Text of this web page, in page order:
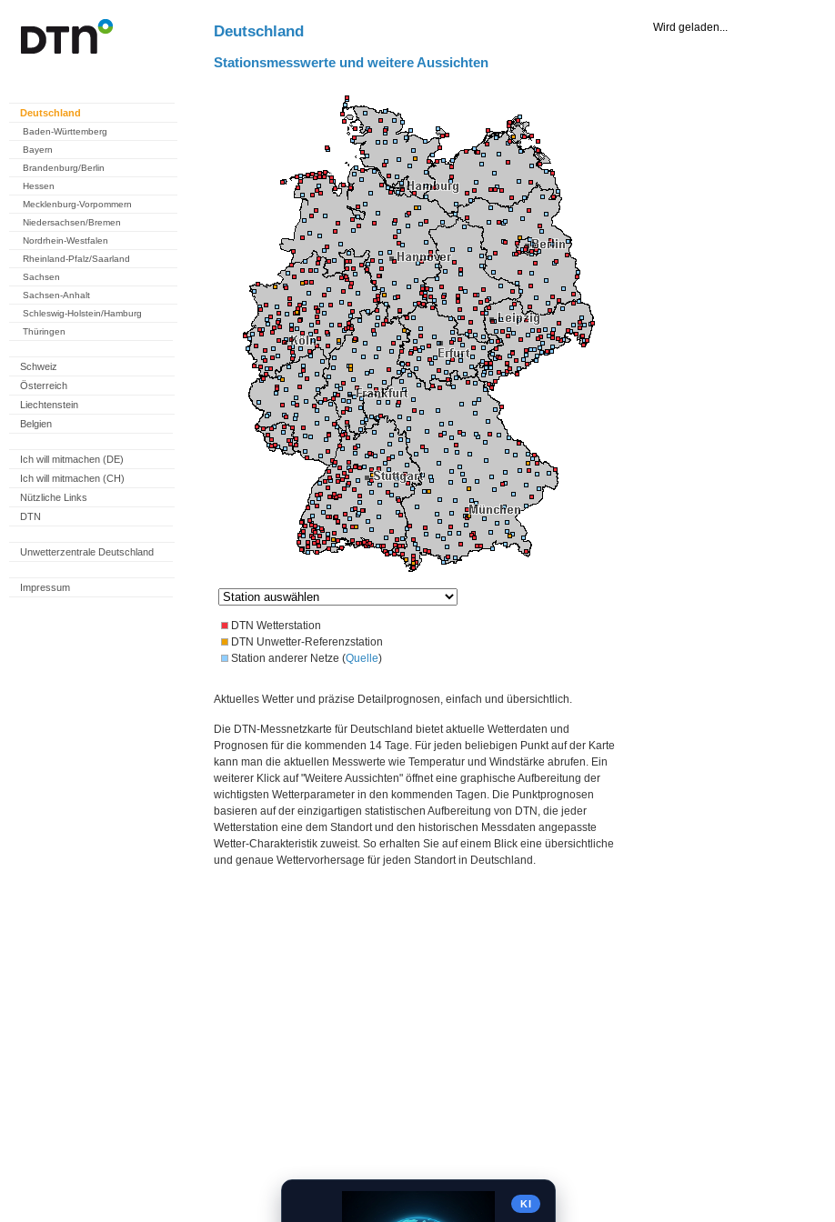
Deutschland
Baden-Württemberg
Bayern
Brandenburg/Berlin
Hessen
Mecklenburg-Vorpommern
Niedersachsen/Bremen
Nordrhein-Westfalen
Rheinland-Pfalz/Saarland
Sachsen
Sachsen-Anhalt
Schleswig-Holstein/Hamburg
Thüringen
Schweiz
Österreich
Liechtenstein
Belgien
Ich will mitmachen (DE)
Ich will mitmachen (CH)
Nützliche Links
DTN
Unwetterzentrale Deutschland
Impressum
Deutschland
Stationsmesswerte und weitere Aussichten
DTN Wetterstation
DTN Unwetter-Referenzstation
Station anderer Netze (Quelle)
Aktuelles Wetter und präzise Detailprognosen, einfach und übersichtlich.
Die DTN-Messnetzkarte für Deutschland bietet aktuelle Wetterdaten und
Prognosen für die kommenden 14 Tage. Für jeden beliebigen Punkt auf der Karte
kann man die aktuellen Messwerte wie Temperatur und Windstärke abrufen. Ein
weiterer Klick auf "Weitere Aussichten" öffnet eine graphische Aufbereitung der
wichtigsten Wetterparameter in den kommenden Tagen. Die Punktprognosen
basieren auf der einzigartigen statistischen Aufbereitung von DTN, die jeder
Wetterstation eine dem Standort und den historischen Messdaten angepasste
Wetter-Charakteristik zuweist. So erhalten Sie auf einem Blick eine übersichtliche
und genaue Wettervorhersage für jeden Standort in Deutschland.
KI